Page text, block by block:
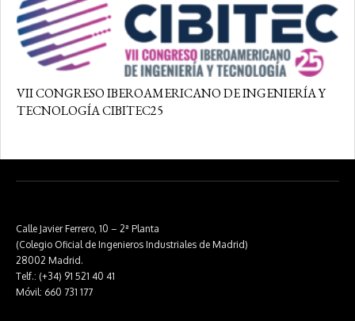
VII CONGRESO IBEROAMERICANO DE INGENIERÍA Y
TECNOLOGÍA CIBITEC25
Calle Javier Ferrero, 10 – 2ª Planta
(Colegio Oficial de Ingenieros Industriales de Madrid)
28002 Madrid.
Telf.: (+34) 91 521 40 41
Móvil: 660 731 177